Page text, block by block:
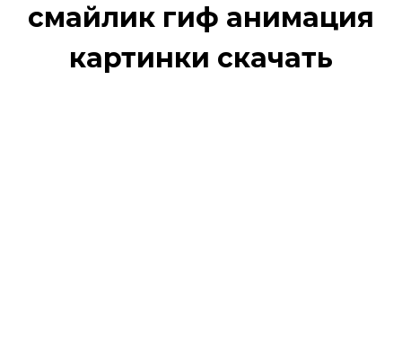
смайлик гиф анимация
картинки скачать